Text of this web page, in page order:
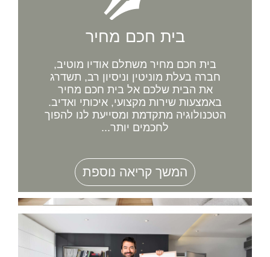
בית חכם מחיר
בית חכם מחיר משתלם אודיו מוטיב,
חברה בעלת מוניטין וניסיון רב, תשדרג
את הבית שלכם אל בית חכם מחיר
באמצעות שירות מקצועי, איכותי ואדיב.
הטכנולוגיה מתקדמת ומסייעת לנו להפוך
לחכמים יותר...
המשך קריאה נוספת